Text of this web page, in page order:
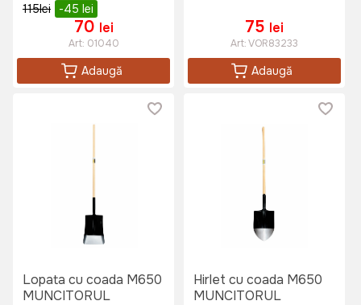
115lei -45 lei
70 lei
Art: 01040
Adaugă
75 lei
Art:VOR83233
Adaugă
Lopata cu coada M650
MUNCITORUL
Hirlet cu coada M650
MUNCITORUL